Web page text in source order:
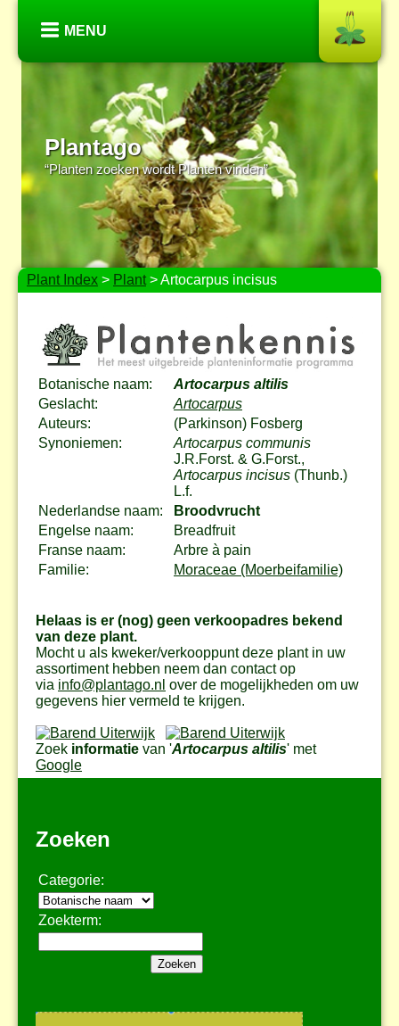
MENU
Plantago
“Planten zoeken wordt Planten vinden”
Plant Index > Plant> Artocarpus incisus
Botanische naam:
Artocarpus altilis
Geslacht:
Artocarpus
Auteurs:
(Parkinson) Fosberg
Synoniemen:
Artocarpus communis
J.R.Forst. & G.Forst.,
Artocarpus incisus (Thunb.)
L.f.
Nederlandse naam:
Broodvrucht
Engelse naam:
Breadfruit
Franse naam:
Arbre à pain
Familie:
Moraceae (Moerbeifamilie)
Helaas is er (nog) geen verkoopadres bekend
van deze plant.
Mocht u als kweker/verkooppunt deze plant in uw
assortiment hebben neem dan contact op
via info@plantago.nl over de mogelijkheden om uw
gegevens hier vermeld te krijgen.
Zoek informatie van 'Artocarpus altilis' met
Google
Zoeken
Categorie:
Zoekterm: